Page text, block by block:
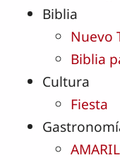
Biblia
Nuevo
Biblia
Cultura
Fiesta